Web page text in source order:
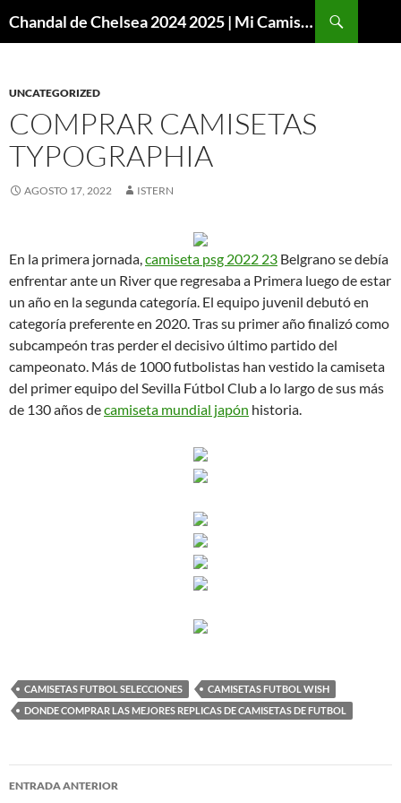
Chandal de Chelsea 2024 2025 | Mi Camiseta Futbol
UNCATEGORIZED
COMPRAR CAMISETAS
TYPOGRAPHIA
AGOSTO 17, 2022 ISTERN
En la primera jornada,camiseta psg 2022 23 Belgrano se debía
enfrentar ante un River que regresaba a Primera luego de estar
un año en la segunda categoría. El equipo juvenil debutó en
categoría preferente en 2020. Tras su primer año finalizó como
subcampeón tras perder el decisivo último partido del
campeonato. Más de 1000 futbolistas han vestido la camiseta
del primer equipo del Sevilla Fútbol Club a lo largo de sus más
de 130 años decamiseta mundial japón historia.
CAMISETAS FUTBOL SELECCIONES
CAMISETAS FUTBOL WISH
DONDE COMPRAR LAS MEJORES REPLICAS DE CAMISETAS DE FUTBOL
Navegación
ENTRADA ANTERIOR